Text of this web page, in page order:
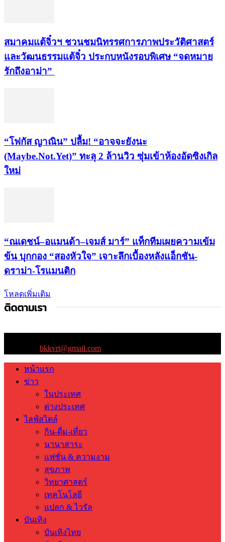
สมาคมแต้จิ๋วฯ ชวนชมนิทรรศการภาพประวัติศาสตร์
และวัฒนธรรมแต้จิ๋ว ประกบหนังรอบพิเศษ “จดหมาย
รักถึงอาม่า”
“โฟกัส ญาณิน” ปลื้ม! “อาจจะยังนะ
(Maybe.Not.Yet)” ทะลุ 2 ล้านวิว ซุ่มเข้าห้องอัดซิงเกิล
ใหม่
“ณเดชน์–อแมนด้า–เจมส์ มาร์” แท็กทีมเผยความเข้ม
ข้น บุกกอง “สองหัวใจ” เจาะลึกเบื้องหลังแอ็กชัน-
ดราม่า-โรแมนติก
โหลดเพิ่มเติม
ติดตามเรา
bkkvrt@gmail.com
หน้าแรก
ข่าว
ในประเทศ
ต่างประเทศ
ไลฟ์สไตล์
กิน-ดื่ม-เที่ยว
นานาสาระ
แฟชั่น & ความงาม
สุขภาพ
วิทยาศาสตร์
เทคโนโลยี
แปลก & ไวรัล
บันเทิง
บันเทิงไทย